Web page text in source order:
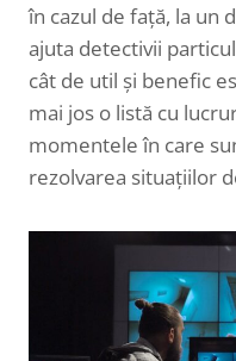
în cazul de față, la un
ajuta detectivii
cât de util și benefic
mai jos o listă cu
momentele în care
rezolvarea situațiilor